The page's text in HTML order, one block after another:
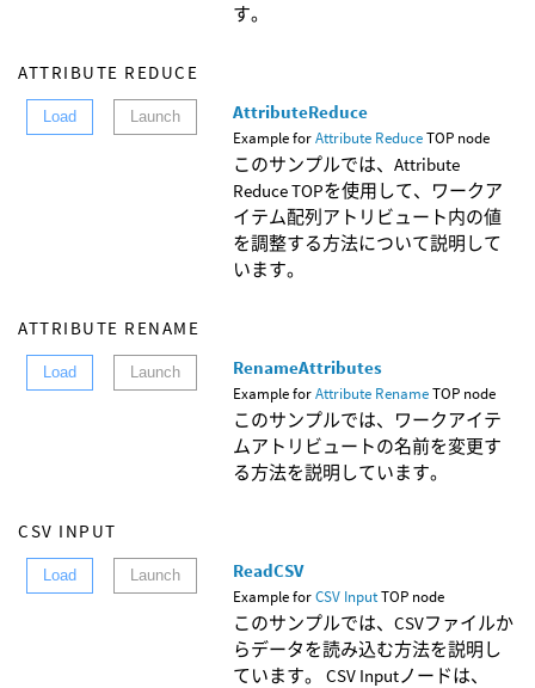
す。
ATTRIBUTE REDUCE
Load Launch AttributeReduce
Example forAttribute ReduceTOP node
このサンプルでは、Attribute
Reduce TOPを使用して、ワークア
イテム配列アトリビュート内の値
を調整する方法について説明して
います。
ATTRIBUTE RENAME
Load Launch RenameAttributes
Example forAttribute RenameTOP node
このサンプルでは、ワークアイテ
ムアトリビュートの名前を変更す
る方法を説明しています。
CSV INPUT
Load Launch ReadCSV
Example forCSV InputTOP node
このサンプルでは、CSVファイルか
らデータを読み込む方法を説明し
ています。 CSV Inputノードは、